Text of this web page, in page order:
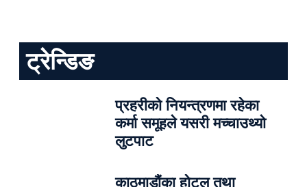
ट्रेन्डिङ
प्रहरीको नियन्त्रणमा रहेका
कर्मा समूहले यसरी मच्चाउथ्यो
लुटपाट
काठमाडौंका होटल तथा